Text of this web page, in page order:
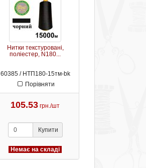
Нитки текстуровані,
поліестер, N180...
60385 / НТП180-15тм-bk
Порівняти
105.53 грн./шт
Купити
Немає на складі